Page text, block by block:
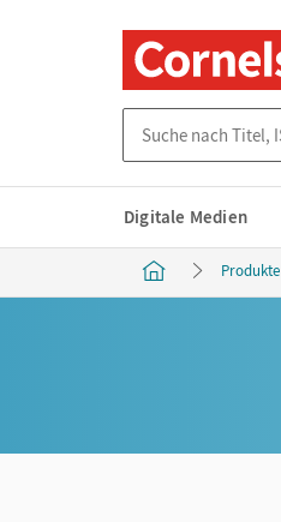
Digitale Medien
Produkte